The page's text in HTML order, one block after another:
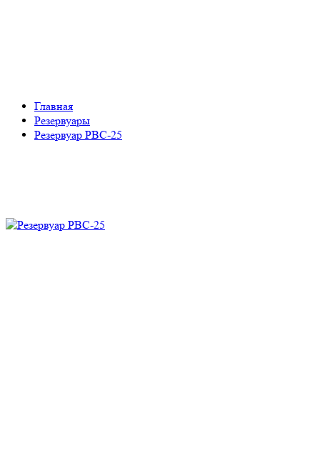
Главная
Резервуары
Резервуар РВС-25